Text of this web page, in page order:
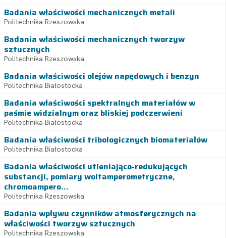
Badania właściwości mechanicznych metali
Politechnika Rzeszowska
Badania właściwości mechanicznych tworzyw
sztucznych
Politechnika Rzeszowska
Badania właściwości olejów napędowych i benzyn
Politechnika Białostocka
Badania właściwości spektralnych materiałów w
paśmie widzialnym oraz bliskiej podczerwieni
Politechnika Białostocka
Badania właściwości tribologicznych biomateriałów
Politechnika Białostocka
Badania właściwości utleniająco-redukujących
substancji, pomiary woltamperometryczne,
chromoampero...
Politechnika Rzeszowska
Badania wpływu czynników atmosferycznych na
właściwości tworzyw sztucznych
Politechnika Rzeszowska